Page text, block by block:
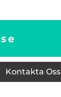
se
Kontakta Oss